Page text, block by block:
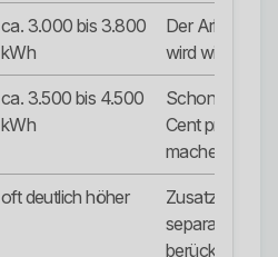
ca. 3.000 bis 3.800
kWh
Der
wird wichtiger.
ca. 3.500 bis 4.500
kWh
Schon wenige
Cent pro kWh
machen viel
oft deutlich höher
separat